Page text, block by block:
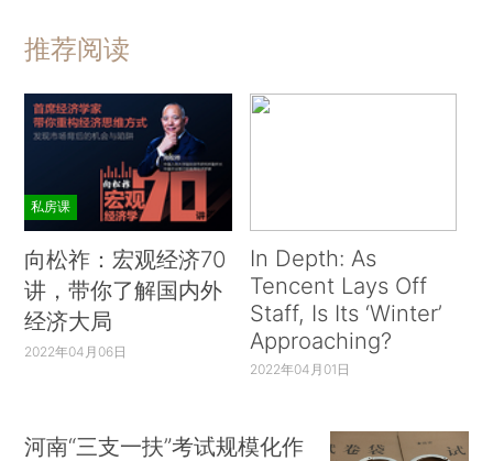
推荐阅读
私房课
向松祚：宏观经济70
讲，带你了解国内外
经济大局
2022年04月06日
In Depth: As
Tencent Lays Off
Staff, Is Its ‘Winter’
Approaching?
2022年04月01日
河南“三支一扶”考试规模化作